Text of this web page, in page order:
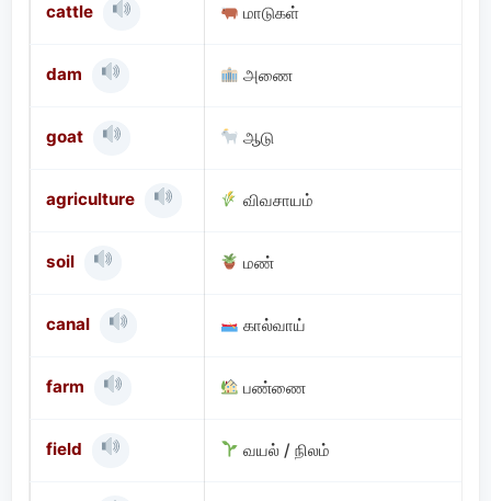
cattle மாடுகள்
dam அணை
goat ஆடு
agriculture விவசாயம்
soil மண்
canal கால்வாய்
farm பண்ணை
field வயல் / நிலம்